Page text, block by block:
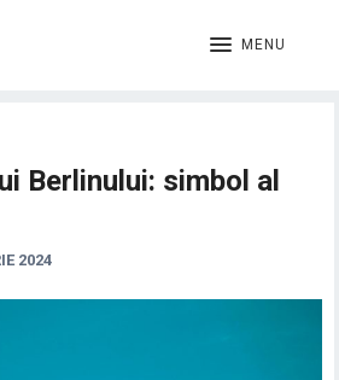
MENU
Berlinului: simbol al
2024